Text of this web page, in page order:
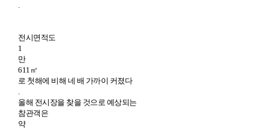
.
전시면적도
1
만
611㎡
로 첫해에 비해 네 배 가까이 커졌다
.
올해 전시장을 찾을 것으로 예상되는
참관객은
약